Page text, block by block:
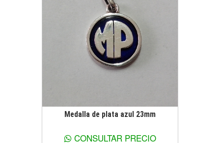
Ver más información
Medalla de plata azul 23mm
CONSULTAR PRECIO